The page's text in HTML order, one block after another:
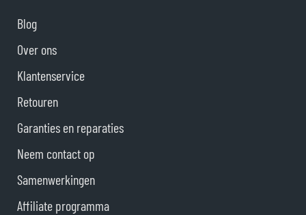
Blog
Over ons
Klantenservice
Retouren
Garanties en reparaties
Neem contact op
Samenwerkingen
Affiliate programma